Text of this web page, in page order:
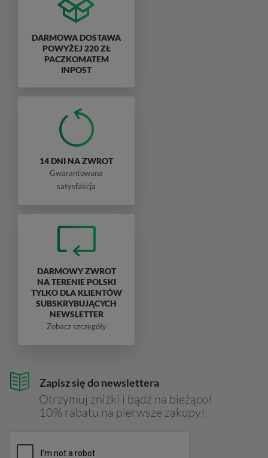
Zapisz się do newslettera
Otrzymuj zniżki i bądź na bieżąco!
10% rabatu na pierwsze zakupy!
DARMOWA DOSTAWA
POWYŻEJ 220 ZŁ
PACZKOMATEM
INPOST
14 DNI NA ZWROT
Gwarantowana
satysfakcja
DARMOWY ZWROT
NA TERENIE POLSKI
TYLKO DLA KLIENTÓW
SUBSKRYBUJĄCYCH
NEWSLETTER
Zobacz szczegóły